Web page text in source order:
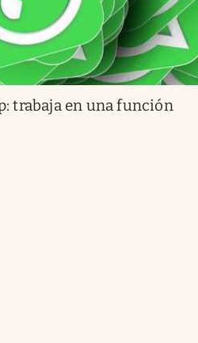
trabaja en una función